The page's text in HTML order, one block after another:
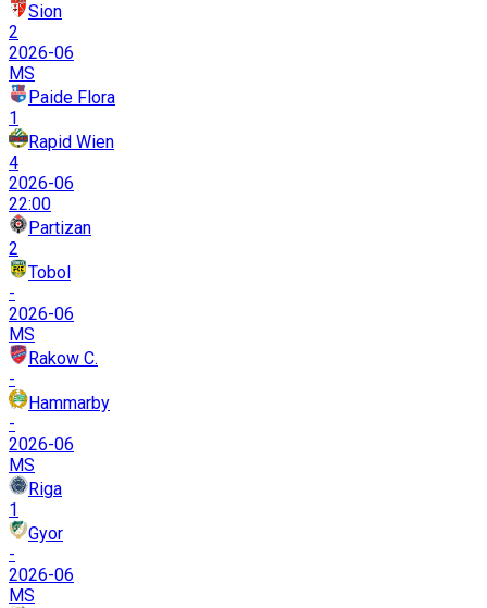
Sion
2
2026-06
MS
Paide Flora
1
Rapid Wien
4
2026-06
22:00
Partizan
2
Tobol
-
2026-06
MS
Rakow C.
-
Hammarby
-
2026-06
MS
Riga
1
Gyor
-
2026-06
MS